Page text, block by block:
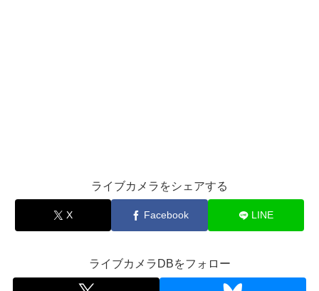
ライブカメラをシェアする
X Facebook LINE
ライブカメラDBをフォロー